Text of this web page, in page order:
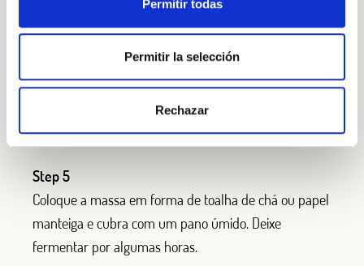
Permitir todas
Permitir la selección
Rechazar
ou coques do Mediterrâneo (achatando a massa para
cerca de 1,5 cm), pãezinhos ou qualquer outra coisa
que desejar.
Step 5
Coloque a massa em forma de toalha de chá ou papel
manteiga e cubra com um pano úmido. Deixe
fermentar por algumas horas.